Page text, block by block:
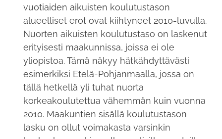
vuotiaiden aikuisten koulutustason
alueelliset erot ovat kiihtyneet 2010-luvulla.
Nuorten aikuisten koulutustaso on laskenut
erityisesti maakunnissa, joissa ei ole
yliopistoa. Tämä näkyy hätkähdyttävästi
esimerkiksi Etelä-Pohjanmaalla, jossa on
tällä hetkellä yli tuhat nuorta
korkeakoulutettua vähemmän kuin vuonna
2010. Maakuntien sisällä koulutustason
lasku on ollut voimakasta varsinkin